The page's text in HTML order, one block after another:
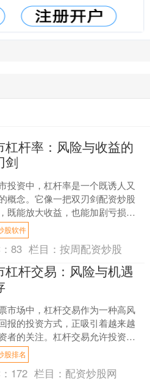
杠杆率：风险与收益的
剑
投资中，杠杆率是一个既诱人又
概念。它像一把双刃剑配资炒股
既能放大收益，也能加剧亏损。
资者而言，理解杠杆率的本质、
收益的平衡，是避免....
股软件
83 栏目：按周配资炒股
杠杆交易：风险与机遇
市场中，杠杆交易作为一种高风
报的投资方式，正吸引着越来越
者的关注。杠杆交易允许投资者
的自有资金撬动更大规模的交
而在行情有利时获得超....
股排名
172 栏目： 配资炒股网